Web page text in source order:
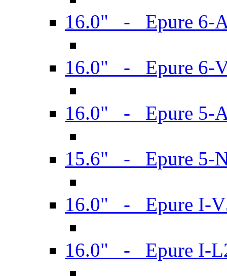
16.0" - Epure 6-
16.0" - Epure 6-
16.0" - Epure 5-
15.6" - Epure 5-
16.0" - Epure I-
16.0" - Epure I-